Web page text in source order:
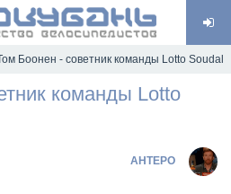
Боонен - советник команды Lotto Soudal
команды Lotto
AHTEPO